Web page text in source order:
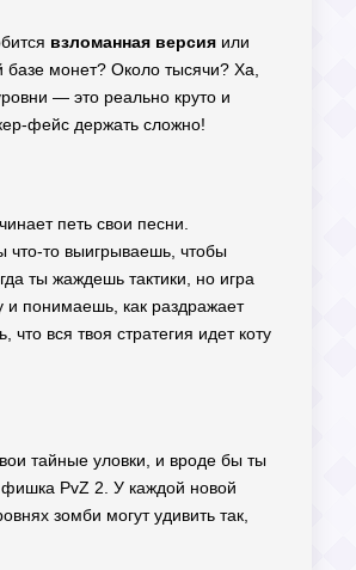
взломанная версия или
монет? Около тысячи? Ха,
— это реально круто и
фейс держать сложно!
петь свои песни.
что-то выигрываешь, чтобы
ты жаждешь тактики, но игра
и понимаешь, как раздражает
вся твоя стратегия идет коту
тайные уловки, и вроде бы ты
PvZ 2. У каждой новой
зомби могут удивить так,